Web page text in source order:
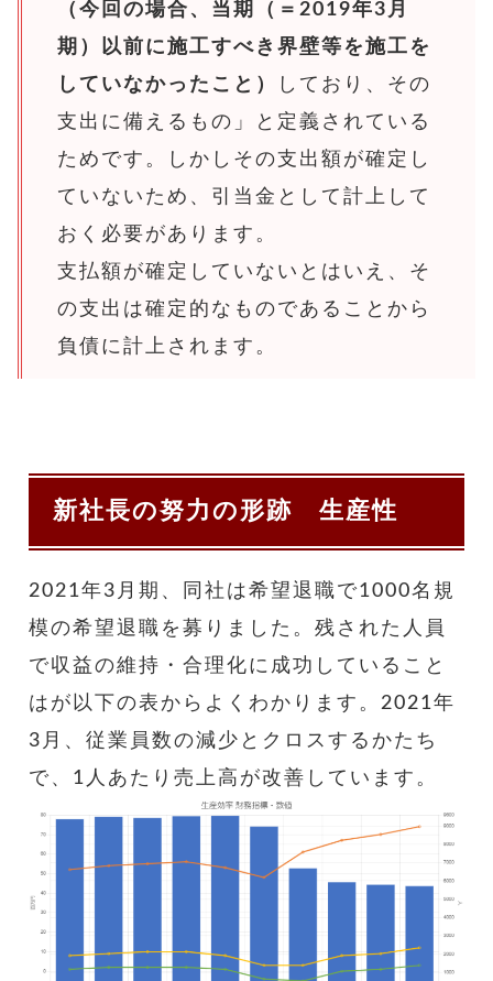
（今回の場合、当期（＝2019年3月
期）以前に施工すべき界壁等を施工を
していなかったこと）
しており、その
支出に備えるもの」と定義されている
ためです。しかしその支出額が確定し
ていないため、引当金として計上して
おく必要があります。
支払額が確定していないとはいえ、そ
の支出は確定的なものであることから
負債に計上されます。
新社長の努力の形跡 生産性
2021年3月期、同社は希望退職で1000名規
模の希望退職を募りました。残された人員
で収益の維持・合理化に成功していること
はが以下の表からよくわかります。2021年
3月、従業員数の減少とクロスするかたち
で、1人あたり売上高が改善しています。